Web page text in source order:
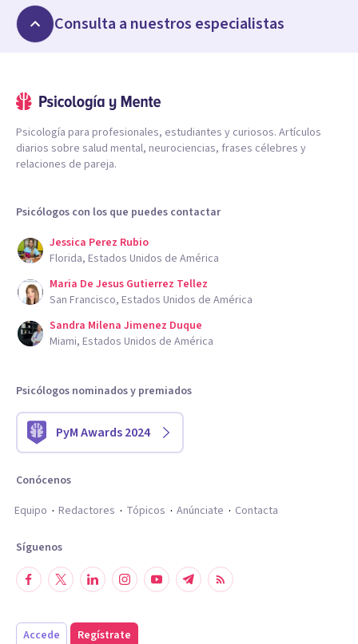
Consulta a nuestros especialistas
Psicología para profesionales, estudiantes y curiosos. Artículos
diarios sobre salud mental, neurociencias, frases célebres y
relaciones de pareja.
Psicólogos con los que puedes contactar
Jessica Perez Rubio
Florida, Estados Unidos de América
Maria De Jesus Gutierrez Tellez
San Francisco, Estados Unidos de América
Sandra Milena Jimenez Duque
Miami, Estados Unidos de América
Psicólogos nominados y premiados
PyM Awards 2024
Conócenos
Equipo
Redactores Tópicos Anúnciate Contacta
Síguenos
Accede Regístrate